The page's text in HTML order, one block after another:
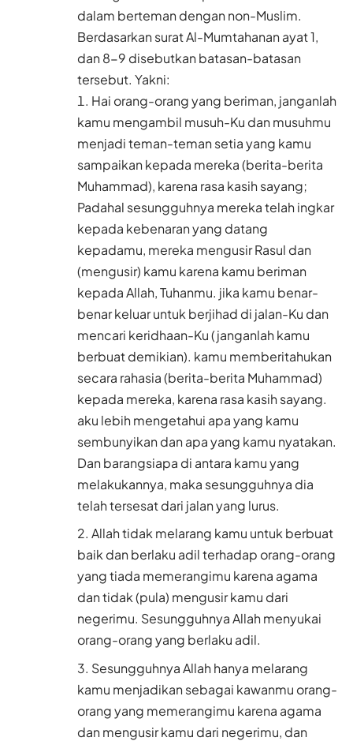
dalam berteman dengan non-Muslim.
Berdasarkan surat Al-Mumtahanan ayat 1,
dan 8-9 disebutkan batasan-batasan
tersebut. Yakni:
Hai orang-orang yang beriman, janganlah
kamu mengambil musuh-Ku dan musuhmu
menjadi teman-teman setia yang kamu
sampaikan kepada mereka (berita-berita
Muhammad), karena rasa kasih sayang;
Padahal sesungguhnya mereka telah ingkar
kepada kebenaran yang datang
kepadamu, mereka mengusir Rasul dan
(mengusir) kamu karena kamu beriman
kepada Allah, Tuhanmu. jika kamu benar-
benar keluar untuk berjihad di jalan-Ku dan
mencari keridhaan-Ku (janganlah kamu
berbuat demikian). kamu memberitahukan
secara rahasia (berita-berita Muhammad)
kepada mereka, karena rasa kasih sayang.
aku lebih mengetahui apa yang kamu
sembunyikan dan apa yang kamu nyatakan.
Dan barangsiapa di antara kamu yang
melakukannya, maka sesungguhnya dia
telah tersesat dari jalan yang lurus.
Allah tidak melarang kamu untuk berbuat
baik dan berlaku adil terhadap orang-orang
yang tiada memerangimu karena agama
dan tidak (pula) mengusir kamu dari
negerimu. Sesungguhnya Allah menyukai
orang-orang yang berlaku adil.
Sesungguhnya Allah hanya melarang
kamu menjadikan sebagai kawanmu orang-
orang yang memerangimu karena agama
dan mengusir kamu dari negerimu, dan